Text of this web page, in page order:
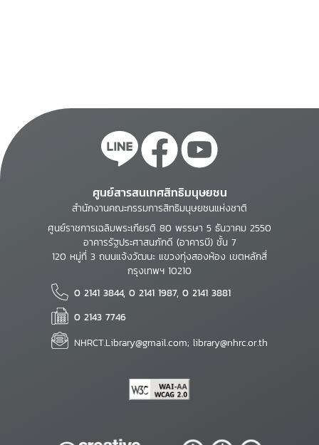
ศูนย์สารสนเทศสิทธิมนุษยชน
สำนักงานคณะกรรมการสิทธิมนุษยชนแห่งชาติ
ศูนย์ราชการเฉลิมพระเกียรติ 80 พรรษา 5 ธันวาคม 2550
อาคารรัฐประศาสนภักดี (อาคารบี) ชั้น 7
120 หมู่ที่ 3 ถนนแจ้งวัฒนะ แขวงทุ่งสองห้อง เขตหลักสี่
กรุงเทพฯ 10210
0 2141 3844, 0 2141 1987, 0 2141 3881
0 2143 7746
NHRCT.Library@gmail.com; library@nhrc.or.th